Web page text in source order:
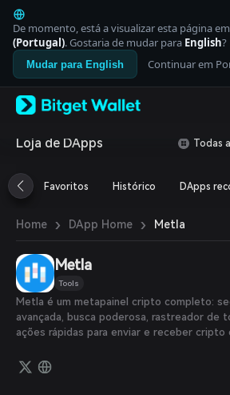
English
日本語
Tiếng Việt
Русский
Español (Latinoamérica)
Italiano
Deutsch
繁體中文
Português (Portugal)
ภาษาไทย
العربية
हिन्दी
বাংলা
Español
Português (Brasil)
Español (Argentina)
De momento, está a visualizar esta página em
(Portugal). Gostaria de mudar para English?
Mudar para English Continuar em
Loja de DApps Todas
Favoritos Histórico DApps
Home › DApp Home › Metla
Metla
Tools
Metla é um metapainel cripto completo:
avançada, busca poderosa, rastreador de
ações rápidas para enviar e receber cripto